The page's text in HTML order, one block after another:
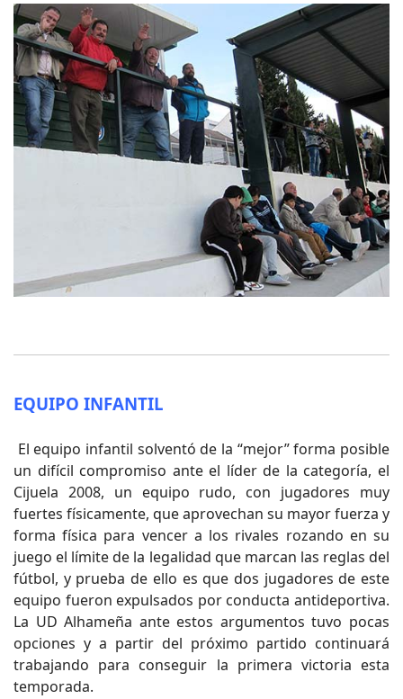
EQUIPO INFANTIL
El equipo infantil solventó de la “mejor” forma posible
un difícil compromiso ante el líder de la categoría, el
Cijuela 2008, un equipo rudo, con jugadores muy
fuertes físicamente, que aprovechan su mayor fuerza y
forma física para vencer a los rivales rozando en su
juego el límite de la legalidad que marcan las reglas del
fútbol, y prueba de ello es que dos jugadores de este
equipo fueron expulsados por conducta antideportiva.
La UD Alhameña ante estos argumentos tuvo pocas
opciones y a partir del próximo partido continuará
trabajando para conseguir la primera victoria esta
temporada.